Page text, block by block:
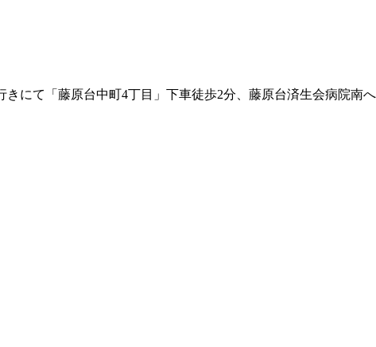
にて「藤原台中町4丁目」下車徒歩2分、藤原台済生会病院南へ